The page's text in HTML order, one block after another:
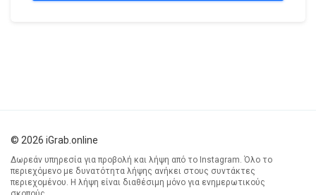
© 2026 iGrab.online
Δωρεάν υπηρεσία για προβολή και λήψη από το Instagram. Όλο το
περιεχόμενο με δυνατότητα λήψης ανήκει στους συντάκτες
περιεχομένου. Η λήψη είναι διαθέσιμη μόνο για ενημερωτικούς